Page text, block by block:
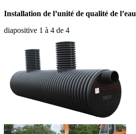
Installation de l’unité de qualité de l’eau
diapositive 1 à 4 de 4